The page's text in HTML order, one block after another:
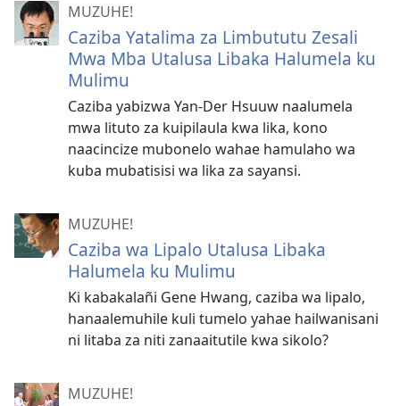
MUZUHE!
Caziba Yatalima za Limbututu Zesali
Mwa Mba Utalusa Libaka Halumela ku
Mulimu
Caziba yabizwa Yan-Der Hsuuw naalumela
mwa lituto za kuipilaula kwa lika, kono
naacincize mubonelo wahae hamulaho wa
kuba mubatisisi wa lika za sayansi.
MUZUHE!
Caziba wa Lipalo Utalusa Libaka
Halumela ku Mulimu
Ki kabakalañi Gene Hwang, caziba wa lipalo,
hanaalemuhile kuli tumelo yahae hailwanisani
ni litaba za niti zanaaitutile kwa sikolo?
MUZUHE!